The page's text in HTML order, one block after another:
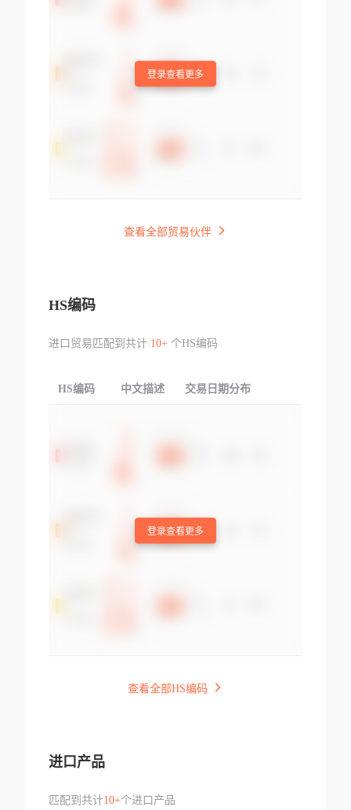
登录查看更多
查看全部贸易伙伴
HS编码
进口贸易匹配到共计 10+个HS编码
HS编码 中文描述 交易日期分布
登录查看更多
查看全部HS编码
进口产品
匹配到共计10+个进口产品